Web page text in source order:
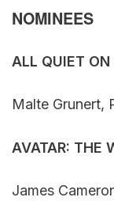
NOMINEES
ALL QUIET ON
Malte Grunert,
AVATAR: THE
James